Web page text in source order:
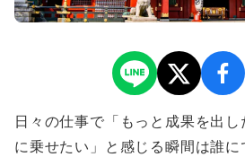
日々の仕事で「もっと成果を出
に乗せたい」と感じる瞬間は誰に